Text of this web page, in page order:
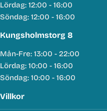
Lördag: 12:00 - 16:00
Söndag: 12:00 - 16:00
Kungsholmstorg 8
Mån-Fre: 13:00 - 22:00
Lördag: 10:00 - 16:00
Söndag: 10:00 - 16:00
Villkor